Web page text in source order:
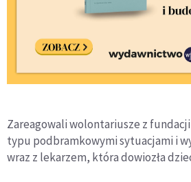
Zareagowali wolontariusze z
typu podbramkowymi sytuacjami i
wraz z lekarzem, która dowiozła